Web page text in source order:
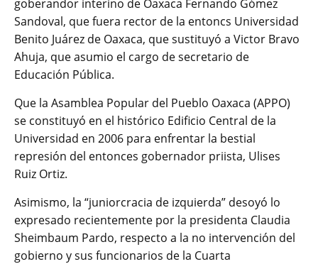
goberandor interino de Oaxaca Fernando Gómez
Sandoval, que fuera rector de la entoncs Universidad
Benito Juárez de Oaxaca, que sustituyó a Victor Bravo
Ahuja, que asumio el cargo de secretario de
Educación Pública.
Que la Asamblea Popular del Pueblo Oaxaca (APPO)
se constituyó en el histórico Edificio Central de la
Universidad en 2006 para enfrentar la bestial
represión del entonces gobernador priista, Ulises
Ruiz Ortiz.
Asimismo, la “juniorcracia de izquierda” desoyó lo
expresado recientemente por la presidenta Claudia
Sheimbaum Pardo, respecto a la no intervención del
gobierno y sus funcionarios de la Cuarta